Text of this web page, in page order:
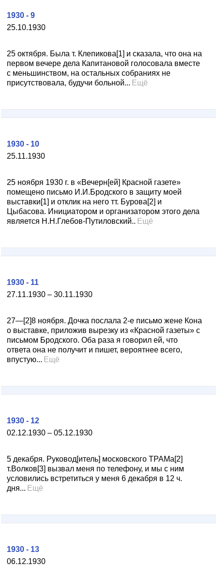
25.10.1930
1930 - 9
25 октября. Была т. Клепикова[1] и сказала, что она на
первом вечере дела Капитановой голосовала вместе
с меньшинством, на остальных собраниях не
присутствовала, будучи больной... Ещё
25.11.1930
1930 - 10
25 ноября 1930 г. в «Вечерн[ей] Красной газете»
помещено письмо И.И.Бродского в защиту моей
выставки[1] и отклик на него тт. Бурова[2] и
Цыбасова. Инициатором и организатором этого дела
является Н.Н.Глебов-Путиловский.. Ещё
27.11.1930 – 30.11.1930
1930 - 11
27—[2]8 ноября. Дочка послала 2-е письмо жене Кона
о выставке, приложив вырезку из «Красной газеты» с
письмом Бродского. Оба раза я говорил ей, что
ответа она не получит и пишет, вероятнее всего,
впустую... Ещё
02.12.1930 – 05.12.1930
1930 - 12
5 декабря. Руковод[итель] московского ТРАМа[2]
т.Волков[3] вызвал меня по телефону, и мы с ним
условились встретиться у меня 6 декабря в 12 ч.
дня... Ещё
06.12.1930
1930 - 13